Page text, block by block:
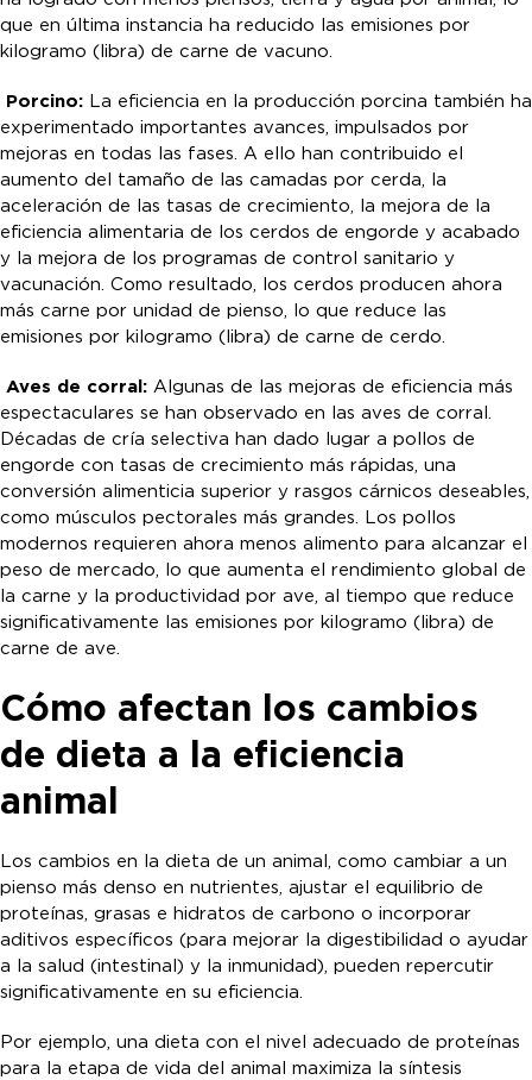
que en última instancia ha reducido las emisiones por
kilogramo (libra) de carne de vacuno.
Porcino: La eficiencia en la producción porcina también ha
experimentado importantes avances, impulsados por
mejoras en todas las fases. A ello han contribuido el
aumento del tamaño de las camadas por cerda, la
aceleración de las tasas de crecimiento, la mejora de la
eficiencia alimentaria de los cerdos de engorde y acabado
y la mejora de los programas de control sanitario y
vacunación. Como resultado, los cerdos producen ahora
más carne por unidad de pienso, lo que reduce las
emisiones por kilogramo (libra) de carne de cerdo.
Aves de corral: Algunas de las mejoras de eficiencia más
espectaculares se han observado en las aves de corral.
Décadas de cría selectiva han dado lugar a pollos de
engorde con tasas de crecimiento más rápidas, una
conversión alimenticia superior y rasgos cárnicos deseables,
como músculos pectorales más grandes. Los pollos
modernos requieren ahora menos alimento para alcanzar el
peso de mercado, lo que aumenta el rendimiento global de
la carne y la productividad por ave, al tiempo que reduce
significativamente las emisiones por kilogramo (libra) de
carne de ave.
Cómo afectan los cambios
de dieta a la eficiencia
animal
Los cambios en la dieta de un animal, como cambiar a un
pienso más denso en nutrientes, ajustar el equilibrio de
proteínas, grasas e hidratos de carbono o incorporar
aditivos específicos (para mejorar la digestibilidad o ayudar
a la salud (intestinal) y la inmunidad), pueden repercutir
significativamente en su eficiencia.
Por ejemplo, una dieta con el nivel adecuado de proteínas
para la etapa de vida del animal maximiza la síntesis